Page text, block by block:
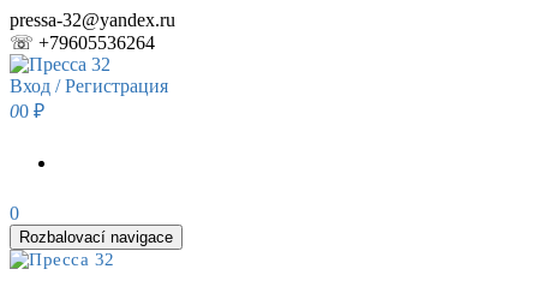
Skip
to
the
content
pressa-32@yandex.ru
☏ +79605536264
Вход / Регистрация
00 ₽
0
Rozbalovací navigace